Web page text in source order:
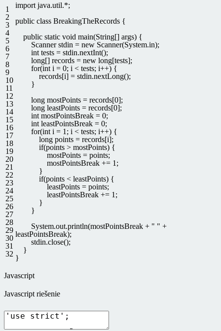
1
2
3
4
5
6
7
8
9
10
11
12
13
14
15
16
17
18
19
20
21
22
23
24
25
26
27
28
29
30
31
32
import java.util.*;
public class BreakingTheRecords {
public static void main(String[] args) {
Scannerstdin = new Scanner(System.in);
int tests = stdin.nextInt();
long[] records = new long[tests];
for(int i = 0; i < tests; i++) {
records[i] = stdin.nextLong();
}
long mostPoints = records[0];
long leastPoints = records[0];
int mostPointsBreak = 0;
int leastPointsBreak = 0;
for(int i = 1 ; i < tests; i++) {
long points = records[i];
if(points > mostPoints) {
mostPoints = points;
mostPointsBreak += 1 ;
}
if(points < leastPoints) {
leastPoints = points;
leastPointsBreak += 1 ;
}
}
System.out.println(mostPointsBreak + " " +
leastPointsBreak);
stdin.close();
}
}
Javascript
Javascript riešenie